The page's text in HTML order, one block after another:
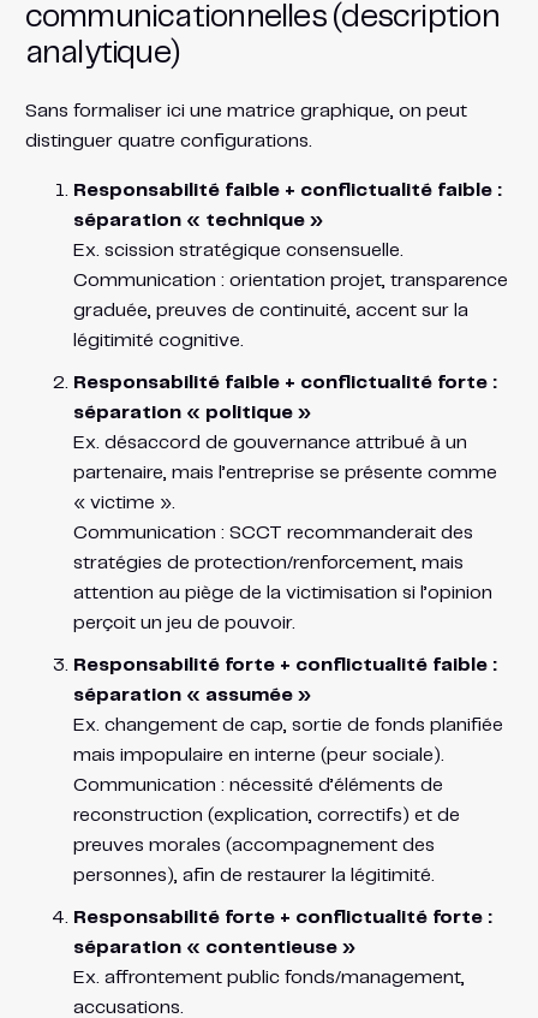
communicationnelles (description
analytique)
Sans formaliser ici une matrice graphique, on peut
distinguer quatre configurations.
Responsabilité faible + conflictualité faible :
séparation « technique »
Ex. scission stratégique consensuelle.
Communication : orientation projet, transparence
graduée, preuves de continuité, accent sur la
légitimité cognitive.
Responsabilité faible + conflictualité forte :
séparation « politique »
Ex. désaccord de gouvernance attribué à un
partenaire, mais l’entreprise se présente comme
« victime ».
Communication : SCCT recommanderait des
stratégies de protection/renforcement, mais
attention au piège de la victimisation si l’opinion
perçoit un jeu de pouvoir.
Responsabilité forte + conflictualité faible :
séparation « assumée »
Ex. changement de cap, sortie de fonds planifiée
mais impopulaire en interne (peur sociale).
Communication : nécessité d’éléments de
reconstruction (explication, correctifs) et de
preuves morales (accompagnement des
personnes), afin de restaurer la légitimité.
Responsabilité forte + conflictualité forte :
séparation « contentieuse »
Ex. affrontement public fonds/management,
accusations.